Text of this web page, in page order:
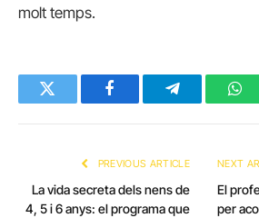
molt temps.
Twitter FacebookTelegram
PREVIOUS ARTICLE
La vida secreta dels nens de
4, 5 i 6 anys: el programa que
NEXT
El
per